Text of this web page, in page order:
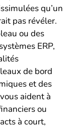
qu’un
pas révéler.
ou des
ERP,
de bord
et des
aident à
ou
à court,